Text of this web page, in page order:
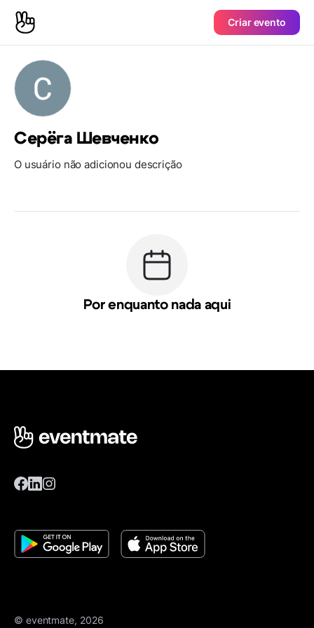
Criar evento
Серёга Шевченко
O usuário não adicionou descrição
Por enquanto nada aqui
© eventmate, 2026